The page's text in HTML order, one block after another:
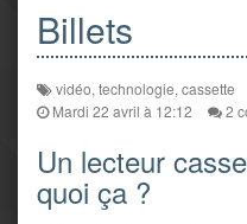
Billets
vidéo, technologie, cassette
Mardi 22 avril à 12:12
2
Un lecteur
quoi ça ?